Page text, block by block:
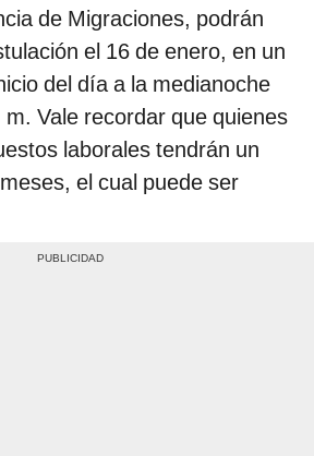
de Migraciones, podrán
el 16 de enero, en un
del día a la medianoche
Vale recordar que quienes
laborales tendrán un
el cual puede ser